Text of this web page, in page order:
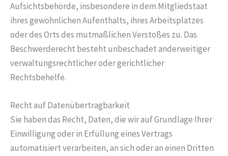
Aufsichtsbehörde, insbesondere in dem Mitgliedstaat
ihres gewöhnlichen Aufenthalts, ihres Arbeitsplatzes
oder des Orts des mutmaßlichen Verstoßes zu. Das
Beschwerderecht besteht unbeschadet anderweitiger
verwaltungsrechtlicher oder gerichtlicher
Rechtsbehelfe.
Recht auf Daten­übertrag­barkeit
Sie haben das Recht, Daten, die wir auf Grundlage Ihrer
Einwilligung oder in Erfüllung eines Vertrags
automatisiert verarbeiten, an sich oder an einen Dritten